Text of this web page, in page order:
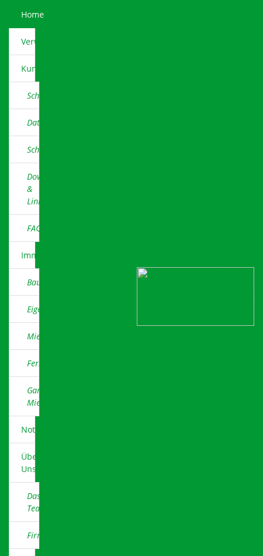
Home
Verwaltung
Kundenservice
Schadensmeldung
Datenänderung
Schlüsselbestätigung
Downloads
&
Links
FAQ
Immobilien
Bauherrenmodelle
Eigentumsprojekte
Mietobjekte
Ferienhäuser
Garagen-
Mietplätze
Notfallservice
Über
Uns
Das
Team
Firmenchronik